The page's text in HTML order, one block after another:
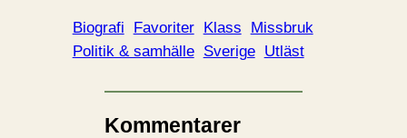
Biografi Favoriter Klass
Missbruk
Politik & samhälle Sverige Utläst
Kommentarer